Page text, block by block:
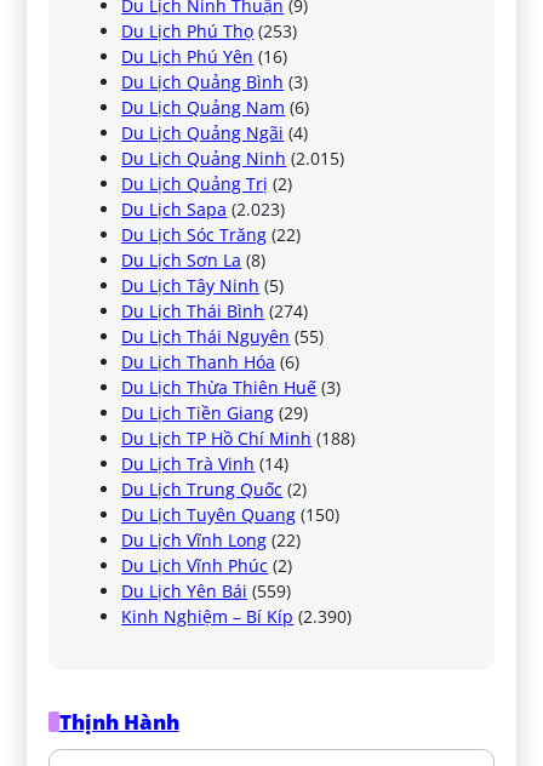
Du Lịch Ninh Thuận (9)
Du Lịch Phú Thọ (253)
Du Lịch Phú Yên (16)
Du Lịch Quảng Bình (3)
Du Lịch Quảng Nam (6)
Du Lịch Quảng Ngãi (4)
Du Lịch Quảng Ninh (2.015)
Du Lịch Quảng Trị (2)
Du Lịch Sapa (2.023)
Du Lịch Sóc Trăng (22)
Du Lịch Sơn La (8)
Du Lịch Tây Ninh (5)
Du Lịch Thái Bình (274)
Du Lịch Thái Nguyên (55)
Du Lịch Thanh Hóa (6)
Du Lịch Thừa Thiên Huế (3)
Du Lịch Tiền Giang (29)
Du Lịch TP Hồ Chí Minh (188)
Du Lịch Trà Vinh (14)
Du Lịch Trung Quốc (2)
Du Lịch Tuyên Quang (150)
Du Lịch Vĩnh Long (22)
Du Lịch Vĩnh Phúc (2)
Du Lịch Yên Bái (559)
Kinh Nghiệm – Bí Kíp (2.390)
Thịnh Hành